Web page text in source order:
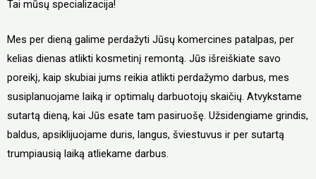
Tai mūsų specializacija!
Mes per dieną galime perdažyti Jūsų komercines patalpas, per
kelias dienas atlikti kosmetinį remontą. Jūs išreiškiate savo
poreikį, kaip skubiai jums reikia atlikti perdažymo darbus, mes
susiplanuojame laiką ir optimalų darbuotojų skaičių. Atvykstame
sutartą dieną, kai Jūs esate tam pasiruošę. Užsidengiame grindis,
baldus, apsiklijuojame duris, langus, šviestuvus ir per sutartą
trumpiausią laiką atliekame darbus.